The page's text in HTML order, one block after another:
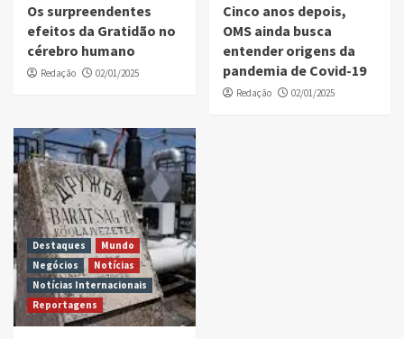
Os surpreendentes
efeitos da Gratidão no
cérebro humano
Redação 02/01/2025
Cinco anos depois,
OMS ainda busca
entender origens da
pandemia de Covid-19
Redação 02/01/2025
Destaques
Mundo
Negócios
Notícias
Notícias Internacionais
Reportagens